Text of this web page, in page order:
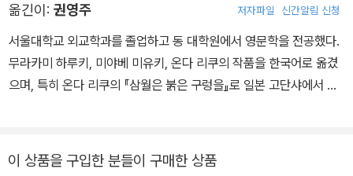
리작가협회상, 2007년 『호텔 정원에서 생긴 일』로 제20회 야마모토
슈고로상을 수상하며 작품성과 대중성을 두루 갖춘 일본의 대표 작가
로 확고하게 자리매김했다. 2016년에는 『꿀벌과 천둥』으로 제156
회 나오키상과 제14회 서점대상을 사상 최초로 동시에 수상하는 대
닌 두 젊은 여성 배우의 이야기로, 자타공인 온다 리쿠표 『유리 가면』
옮긴이: 권영주 저자파일 신간알림 신청
서울대학교 외교학과를 졸업하고 동 대학원에서 영문학을 전공했다.
무라카미 하루키, 미야베 미유키, 온다 리쿠의 작품을 한국어로 옮겼
으며, 특히 온다 리쿠의 『삼월은 붉은 구렁을』로 일본 고단샤에서 주
이 상품을 구입한 분들이 구매한 상품